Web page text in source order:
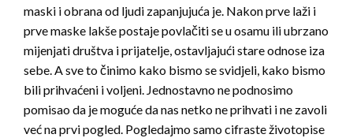
maski i obrana od ljudi zapanjujuća je. Nakon prve laži i
prve maske lakše postaje povlačiti se u osamu ili ubrzano
mijenjati društva i prijatelje, ostavljajući stare odnose iza
sebe. A sve to činimo kako bismo se svidjeli, kako bismo
bili prihvaćeni i voljeni. Jednostavno ne podnosimo
pomisao da je moguće da nas netko ne prihvati i ne zavoli
već na prvi pogled. Pogledajmo samo cifraste životopise